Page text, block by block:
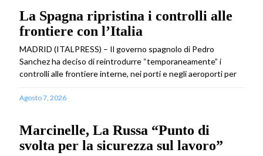
La Spagna ripristina i controlli alle
frontiere con l’Italia
MADRID (ITALPRESS) – Il governo spagnolo di Pedro
Sanchez ha deciso di reintrodurre “temporaneamente” i
controlli alle frontiere interne, nei porti e negli aeroporti per
Agosto 7, 2026
Marcinelle, La Russa “Punto di
svolta per la sicurezza sul lavoro”